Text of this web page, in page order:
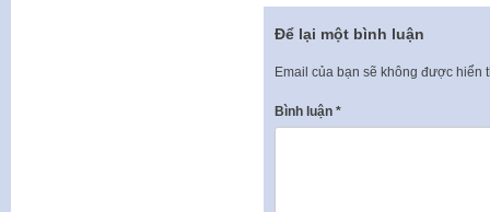
Để lại một bình luận
Email của bạn sẽ không được hiển
Bình luận *